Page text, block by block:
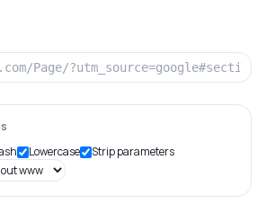
Lowercase
Strip parameters